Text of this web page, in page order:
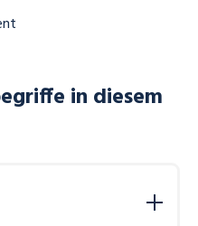
in diesem